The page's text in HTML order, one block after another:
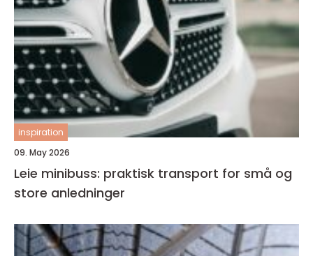
inspiration
09. May 2026
Leie minibuss: praktisk transport for små og
store anledninger